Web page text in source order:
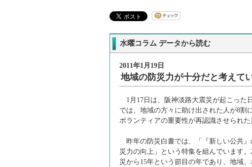
水曜コラム データから読む
2011年1月19日
地域の防災力が十分だと考えて
1月17日は、阪神淡路大震災が起こった
では、地域の方々に助け出された人が8割
ボランティアの重要性が再認識させられた
昨年の防災白書では、「『新しい公共
災力の向上」という特集を組んでいます
災から15年という節目の年であり、地域